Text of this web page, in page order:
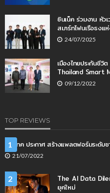
ซินเน็ค ร่วมงาน หั
สมาร์ทโฟนเรือธงแ
24/07/2025
เมืองไทยประกันชี
Thailand Smart
09/12/2022
TOP REVIEWS
1
เนคเทค ประกาศ สร้างแพลตฟอร์มระดั
21/07/2022
2
The AI Data
ยุคใหม่